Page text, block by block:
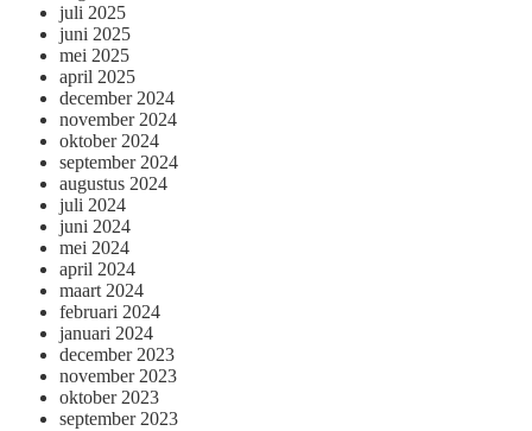
juli 2025
juni 2025
mei 2025
april 2025
december 2024
november 2024
oktober 2024
september 2024
augustus 2024
juli 2024
juni 2024
mei 2024
april 2024
maart 2024
februari 2024
januari 2024
december 2023
november 2023
oktober 2023
september 2023